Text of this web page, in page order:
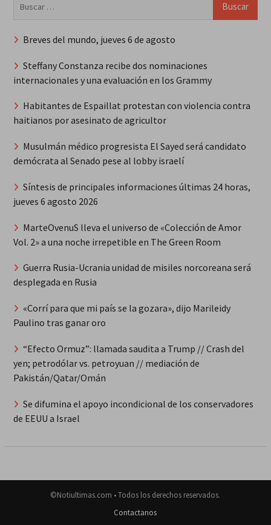
Breves del mundo, jueves 6 de agosto
Steffany Constanza recibe dos nominaciones
internacionales y una evaluación en los Grammy
Habitantes de Espaillat protestan con violencia contra
haitianos por asesinato de agricultor
Musulmán médico progresista El Sayed será candidato
demócrata al Senado pese al lobby israelí
Síntesis de principales informaciones últimas 24 horas,
jueves 6 agosto 2026
MarteOvenuS lleva el universo de «Colección de Amor
Vol. 2» a una noche irrepetible en The Green Room
Guerra Rusia-Ucrania unidad de misiles norcoreana será
desplegada en Rusia
«Corrí para que mi país se la gozara», dijo Marileidy
Paulino tras ganar oro
“Efecto Ormuz”: llamada saudita a Trump // Crash del
yen; petrodólar vs. petroyuan // mediación de
Pakistán/Qatar/Omán
Se difumina el apoyo incondicional de los conservadores
de EEUU a Israel
©Notiultimas.com • Todos los derechos reservados.
Contactanos